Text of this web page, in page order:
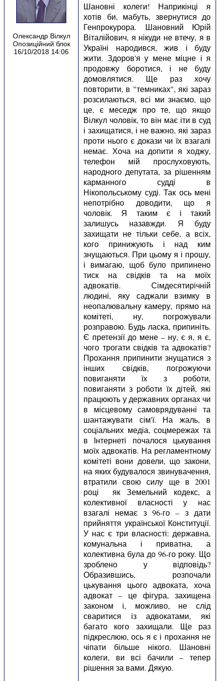
Олександр Вілкул
Опозиційний блок
16/10/2018 14:06
Шановні колеги! Наприкінці я
хотів би, мабуть, звернутися до
Генпрокурора. Шановний Юрій
Віталійович, я нікуди не втечу, я в
Україні народився, жив і буду
жити. Здоров'я у мене міцне і я
продовжу боротися, і не буду
домовлятися. Ще раз хочу
повторити, в "темниках", які зараз
розсилаються, всі ми знаємо, що
це, є меседж про те, що якщо
Вілкул чоловік, то він має іти в суд
і захищатися, і не важно, які зараз
проти нього є докази чи їх взагалі
немає. Хоча на допити я ходжу,
телефон мій прослуховують,
народного депутата, за рішенням
карманного судді в
Нікопольському суді. Так ось мені
непотрібно доводити, що я
чоловік. Я таким є і такий
залишусь назавжди. Я буду
захищати не тільки себе, а всіх,
кого принижують і над ким
знущаються. При цьому я і прошу,
і вимагаю, щоб було припинено
тиск на свідків та на моїх
адвокатів. Сімдесятирічній
людині, яку саджали взимку в
неопалювальну камеру, прямо на
комітеті, ну, погрожували
розправою. Будь ласка, припиніть.
Є претензії до мене – ну, є я, я є,
чого трогати свідків та адвокатів?
Прохання припинити знущатися з
інших свідків, погрожуючи
повиганяти їх з роботи,
повиганяти з роботи їх дітей, які
працюють у державних органах чи
в місцевому самоврядуванні та
шантажувати сім'ї. На жаль, в
соціальних медіа, соцмережах та
в Інтернеті почалося цькування
моїх адвокатів. На регламентному
комітеті вони довели, що закони,
на яких будувалося звинувачення,
втратили свою силу ще в 2001
році як Земельний кодекс, а
колективної власності у нас
взагалі немає з 96-го – з дати
прийняття української Конституції.
У нас є три власності: державна,
комунальна і приватна, а
колективна була до 96-го року. Що
зроблено у відповідь?
Образившись, розпочали
цькування цього адвоката, хоча
адвокат – це фігура, захищена
законом і, можливо, не слід
сваритися із адвокатами, які
багато кого захищали. Ще раз
підкреслюю, ось я є і прохання не
чіпати більше нікого. Шановні
колеги, ви всі бачили – тепер
рішення за вами. Дякую.